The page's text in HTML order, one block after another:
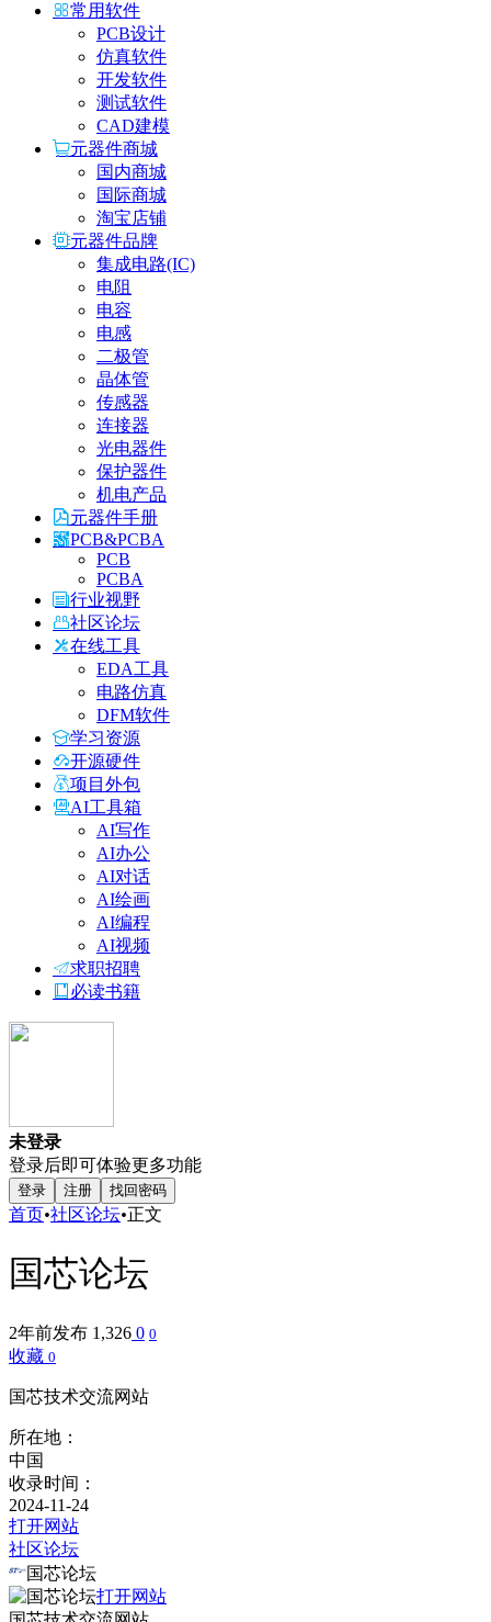
常用软件
PCB设计
仿真软件
开发软件
测试软件
CAD建模
元器件商城
国内商城
国际商城
淘宝店铺
元器件品牌
集成电路(IC)
电阻
电容
电感
二极管
晶体管
传感器
连接器
光电器件
保护器件
机电产品
元器件手册
PCB&PCBA
PCB
PCBA
行业视野
社区论坛
在线工具
EDA工具
电路仿真
DFM软件
学习资源
开源硬件
项目外包
AI工具箱
AI写作
AI办公
AI对话
AI绘画
AI编程
AI视频
求职招聘
必读书籍
未登录
登录后即可体验更多功能
登录 注册 找回密码
首页•社区论坛•正文
国芯论坛
2年前发布 1,326 0 0
收藏 0
国芯技术交流网站
所在地：
中国
收录时间：
2024-11-24
打开网站
社区论坛
国芯论坛
打开网站